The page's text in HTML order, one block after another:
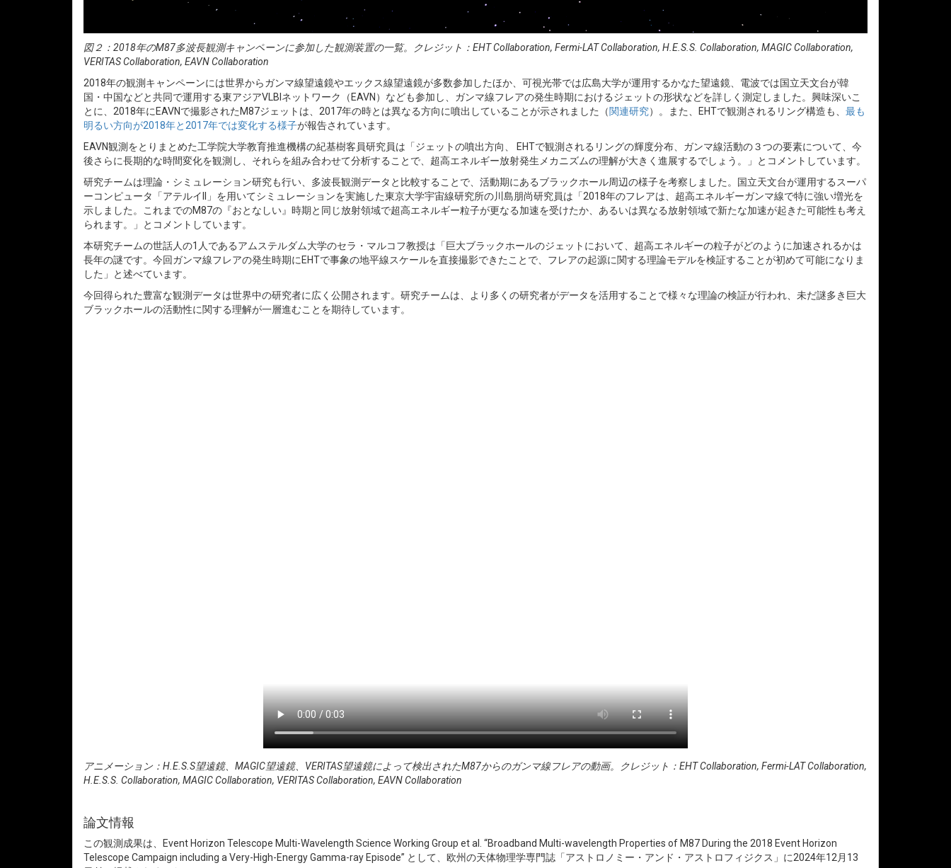
図２：2018年のM87多波長観測キャンペーンに参加した観測装置の一覧。クレジット：EHT Collaboration, Fermi-LAT Collaboration, H.E.S.S. Collaboration, MAGIC Collaboration,
VERITAS Collaboration, EAVN Collaboration
2018年の観測キャンペーンには世界からガンマ線望遠鏡やエックス線望遠鏡が多数参加したほか、可視光帯では広島大学が運用するかなた望遠鏡、電波では国立天文台が韓
国・中国などと共同で運用する東アジアVLBIネットワーク（EAVN）なども参加し、ガンマ線フレアの発生時期におけるジェットの形状などを詳しく測定しました。興味深いこ
とに、2018年にEAVNで撮影されたM87ジェットは、2017年の時とは異なる方向に噴出していることが示されました（関連研究）。また、EHTで観測されるリング構造も、 最も
明るい方向が2018年と2017年では変化する様子が報告されています。
EAVN観測をとりまとめた工学院大学教育推進機構の紀基樹客員研究員は「ジェットの噴出方向、 EHTで観測されるリングの輝度分布、ガンマ線活動の３つの要素について、今
後さらに長期的な時間変化を観測し、それらを組み合わせて分析することで、超高エネルギー放射発生メカニズムの理解が大きく進展するでしょう。」とコメントしています。
研究チームは理論・シミュレーション研究も行い、多波長観測データと比較することで、活動期にあるブラックホール周辺の様子を考察しました。国立天文台が運用するスーパ
ーコンピュータ「アテルイII」を用いてシミュレーションを実施した東京大学宇宙線研究所の川島朋尚研究員は「2018年のフレアは、超高エネルギーガンマ線で特に強い増光を
示しました。これまでのM87の『おとなしい』時期と同じ放射領域で超高エネルギー粒子が更なる加速を受けたか、あるいは異なる放射領域で新たな加速が起きた可能性も考え
られます。」とコメントしています。
本研究チームの世話人の1人であるアムステルダム大学のセラ・マルコフ教授は「巨大ブラックホールのジェットにおいて、超高エネルギーの粒子がどのように加速されるかは
長年の謎です。今回ガンマ線フレアの発生時期にEHTで事象の地平線スケールを直接撮影できたことで、フレアの起源に関する理論モデルを検証することが初めて可能になりま
した」と述べています。
今回得られた豊富な観測データは世界中の研究者に広く公開されます。研究チームは、より多くの研究者がデータを活用することで様々な理論の検証が行われ、未だ謎多き巨大
ブラックホールの活動性に関する理解が一層進むことを期待しています。
アニメーション：H.E.S.S望遠鏡、MAGIC望遠鏡、VERITAS望遠鏡によって検出されたM87からのガンマ線フレアの動画。クレジット：EHT Collaboration, Fermi-LAT Collaboration,
H.E.S.S. Collaboration, MAGIC Collaboration, VERITAS Collaboration, EAVN Collaboration
論文情報
この観測成果は、Event Horizon Telescope Multi-Wavelength Science Working Group et al. “Broadband Multi-wavelength Properties of M87 During the 2018 Event Horizon
Telescope Campaign including a Very-High-Energy Gamma-ray Episode” として、欧州の天体物理学専門誌「アストロノミー・アンド・アストロフィジクス」に2024年12月13